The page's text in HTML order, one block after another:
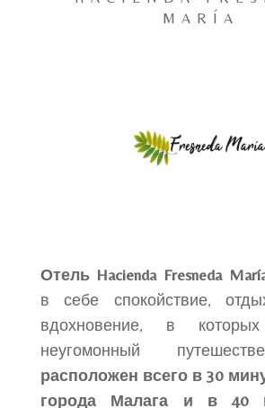
MARÍA
Отель Hacienda Fresneda
в себе спокойствие,
вдохновение, в
неугомонный
расположен всего в 30
города Малага и в 40